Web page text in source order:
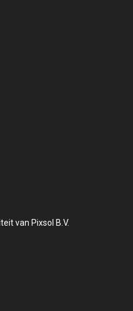
van Pixsol B.V.